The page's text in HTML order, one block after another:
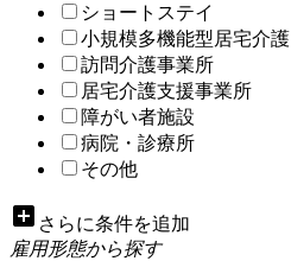
ショートステイ
小規模多機能型居宅介護
訪問介護事業所
居宅介護支援事業所
障がい者施設
病院・診療所
その他
add_box さらに条件を追加
雇用形態から探す